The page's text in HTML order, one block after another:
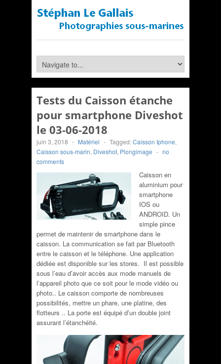
Tests du Caisson étanche
pour smartphone Diveshot
le 03-06-2018
juin 3, 2018 - Matériel - Tagged:Caisson Iphone,
Caisson sous-marin, Diveshot, Plongimage - no
comments
Caisson en
aluminium pour
smartphone
IOS ou
ANDROID. Un
simple pince
permet de maintenir de smartphone dans le
caisson. La communication se fait par Bluetooth
entre le caisson et le téléphone. Une application
dédiée est disponible sur les stores. Il est possible
sous l’eau d’avoir accès aux mode manuels de
l’appareil photo que ce soit pour le mode vidéo ou
photo.. Le caisson comporte de nombreuses
possibilités, mettre un phare, une platine, des
flotteurs .. La porte est équipé d’un double joint
assurant l’étanchéité.